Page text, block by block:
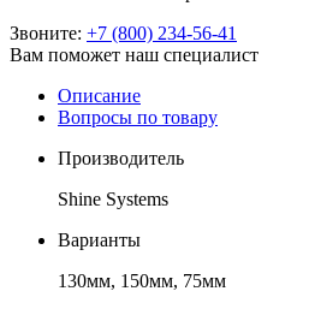
Звоните: +7 (800) 234-56-41
Вам поможет наш специалист
Описание
Вопросы по товару
Производитель
Shine Systems
Варианты
130мм, 150мм, 75мм